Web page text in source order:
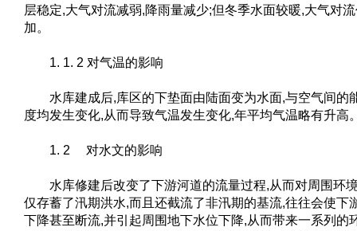
层稳定,大气对流减弱,降雨量减少;但冬季水面较暖,大气对
加。
1. 1. 2 对气温的影响
水库建成后,库区的下垫面由陆面变为水面,与空气间的
度均发生变化,从而导致气温发生变化,年平均气温略有升高
1. 2 对水文的影响
水库修建后改变了下游河道的流量过程,从而对周围环
仅存蓄了汛期洪水,而且还截流了非汛期的基流,往往会使下
下降甚至断流,并引起周围地下水位下降,从而带来一系列的